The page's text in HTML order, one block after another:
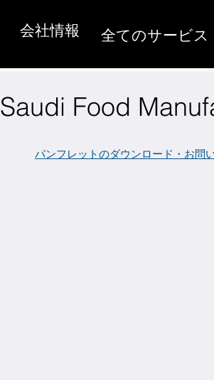
全てのサービス
会社情報
Saudi Food
パンフレットのダウンロード・お問